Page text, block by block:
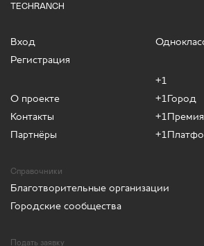
TECHRANCH
Вход
Регистрация
О проекте
Контакты
Партнёры
+1
+1Город
+1Премия
Справочники
Благотворительные организации
Городские сообщества
Подать заявку